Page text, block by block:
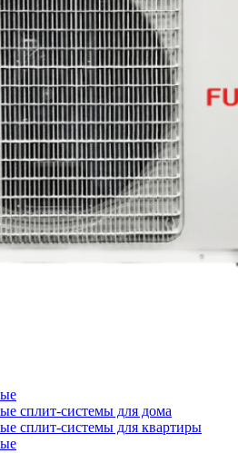
сплит-системы для дома
сплит-системы для квартиры